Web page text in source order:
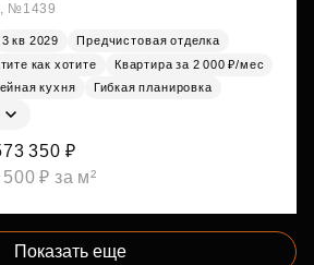
№1439
3 кв 2029
Предчистовая отделка
как хотите
Квартира за 2 000 ₽/мес
кухня
Гибкая планировка
350 ₽
₽ за м²
Показать еще